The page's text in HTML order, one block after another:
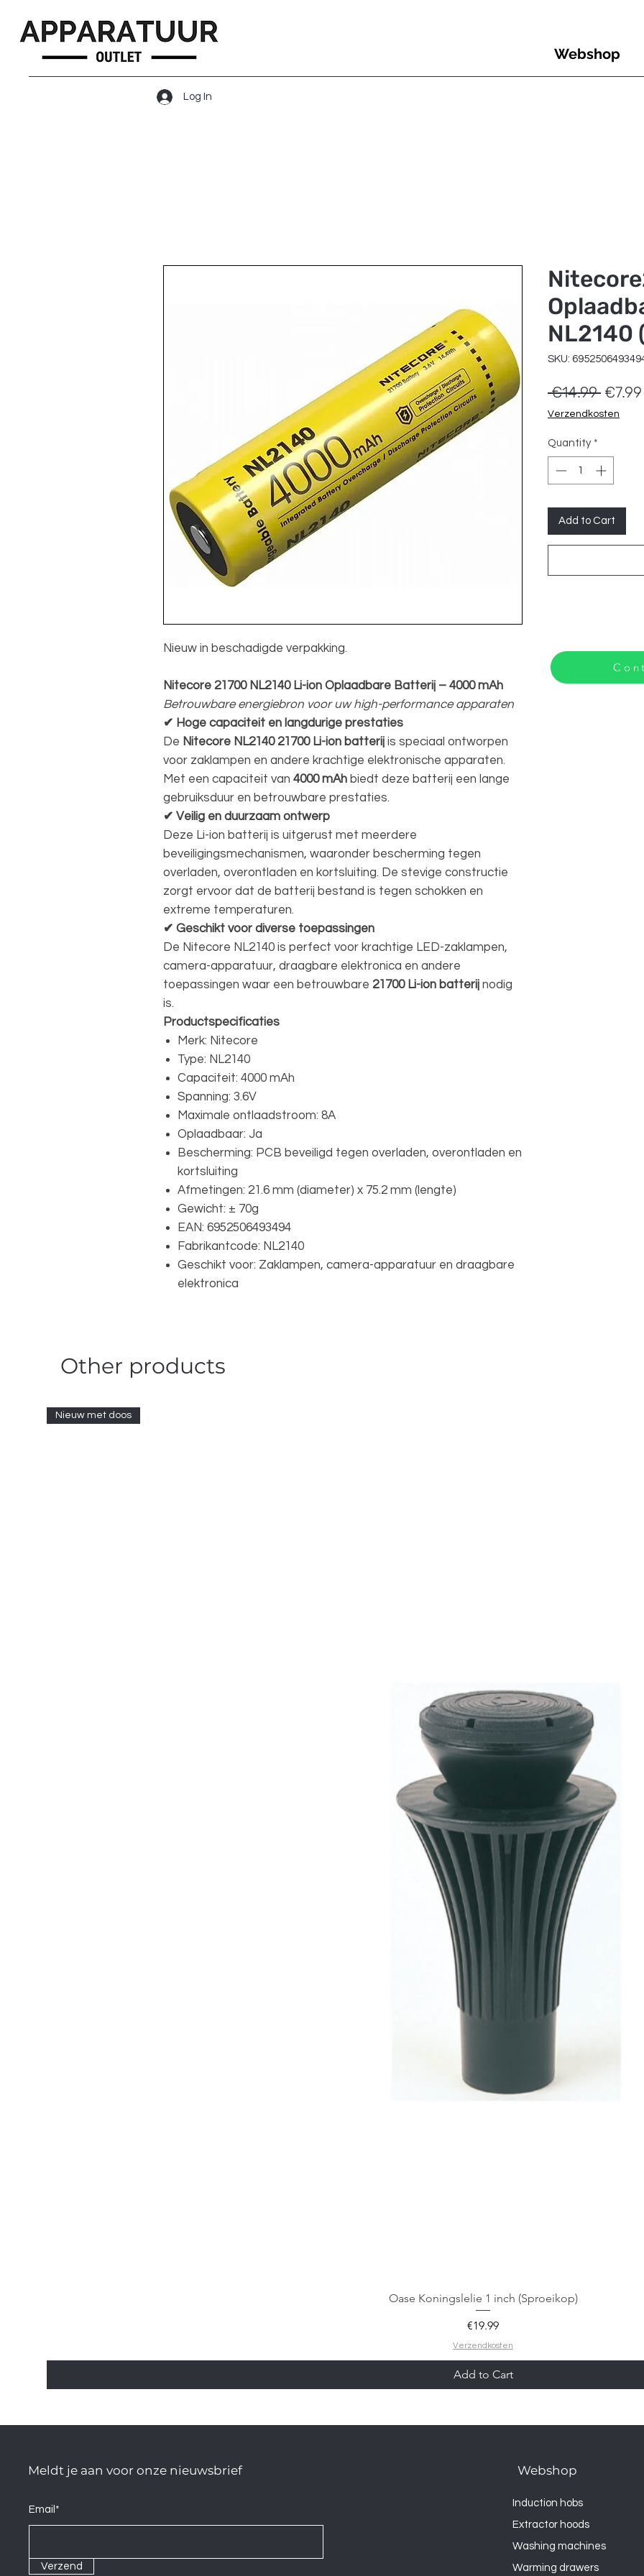
Log In
Webshop
Nieuw in beschadigde verpakking.
Nitecore 21700 NL2140 Li-ion Oplaadbare Batterij – 4000 mAh
Betrouwbare energiebron voor uw high-performance apparaten
✔ Hoge capaciteit en langdurige prestaties
De Nitecore NL2140 21700 Li-ion batterij is speciaal ontworpen
voor zaklampen en andere krachtige elektronische apparaten.
Met een capaciteit van 4000 mAh biedt deze batterij een lange
gebruiksduur en betrouwbare prestaties.
✔ Veilig en duurzaam ontwerp
Deze Li-ion batterij is uitgerust met meerdere
beveiligingsmechanismen, waaronder bescherming tegen
overladen, overontladen en kortsluiting. De stevige constructie
zorgt ervoor dat de batterij bestand is tegen schokken en
extreme temperaturen.
✔ Geschikt voor diverse toepassingen
De Nitecore NL2140 is perfect voor krachtige LED-zaklampen,
camera-apparatuur, draagbare elektronica en andere
toepassingen waar een betrouwbare 21700 Li-ion batterij nodig
is.
Productspecificaties
Merk: Nitecore
Type: NL2140
Capaciteit: 4000 mAh
Spanning: 3.6V
Maximale ontlaadstroom: 8A
Oplaadbaar: Ja
Bescherming: PCB beveiligd tegen overladen, overontladen en
kortsluiting
Afmetingen: 21.6 mm (diameter) x 75.2 mm (lengte)
Gewicht: ± 70g
EAN: 6952506493494
Fabrikantcode: NL2140
Geschikt voor: Zaklampen, camera-apparatuur en draagbare
elektronica
SKU:
€14.99 Regular
Price
€7.99
Verzendkosten
Quantity *
Add to Cart
Other products
Nieuw met doos
Oase Koningslelie 1 inch (Sproeikop)
Price
€19.99
Verzendkosten
Add to Cart
Meldt je aan voor onze nieuwsbrief
Email*
Verzend
Webshop
Induction hobs
Extractor hoods
Washing machines
Warming drawers